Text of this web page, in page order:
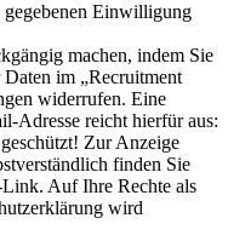
gegebenen Einwilligung
machen, indem Sie
im „Recruitment
widerrufen. Eine
Adresse reicht hierfür aus:
Zur Anzeige
finden Sie
Auf Ihre Rechte als
wird